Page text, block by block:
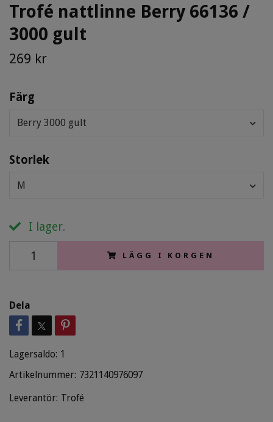
Trofé nattlinne Berry 66136 /
3000 gult
269 kr
Färg
Berry 3000 gult
Storlek
M
I lager.
LÄGG I KORGEN
Dela
Lagersaldo: 1
Artikelnummer: 7321140976097
Leverantör: Trofé